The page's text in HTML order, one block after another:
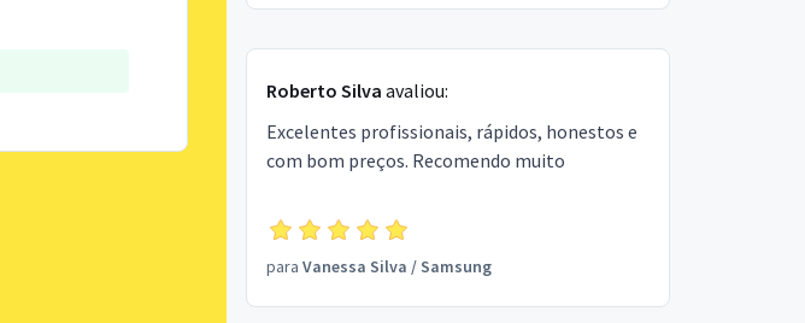
Roberto Silva avaliou:
Excelentes profissionais, rápidos, honestos e
com bom preços. Recomendo muito
para Vanessa Silva /Samsung